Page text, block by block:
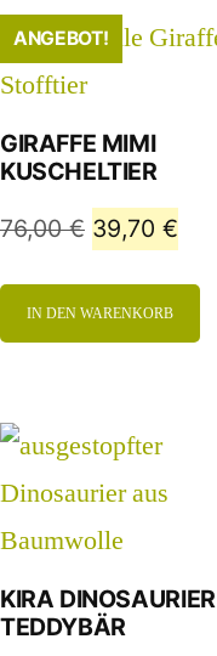
ANGEBOT!
GIRAFFE MIMI
KUSCHELTIER
76,00€ 39,70 €
IN DEN WARENKORB
KIRA DINOSAURIER
TEDDYBÄR